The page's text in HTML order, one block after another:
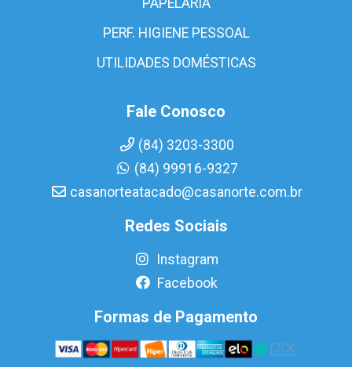
PAPELARIA
PERF. HIGIENE PESSOAL
UTILIDADES DOMÉSTICAS
Fale Conosco
(84) 3203-3300
(84) 99916-9327
casanorteatacado@casanorte.com.br
Redes Sociais
Instagram
Facebook
Formas de Pagamento